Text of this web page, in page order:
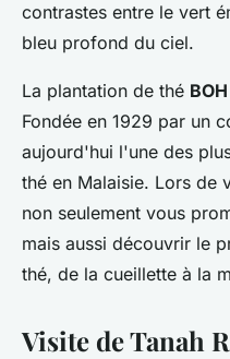
contrastes entre le vert
bleu profond du ciel.
La plantation de thé BOH
Fondée en 1929 par un
aujourd'hui l'une des
thé en Malaisie. Lors de
non seulement vous
mais aussi découvrir le
thé, de la cueillette à la
Visite de Tanah